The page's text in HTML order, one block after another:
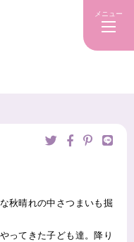
メニュー
秋晴れの中さつまいも掘
ってきた子ども達。降り